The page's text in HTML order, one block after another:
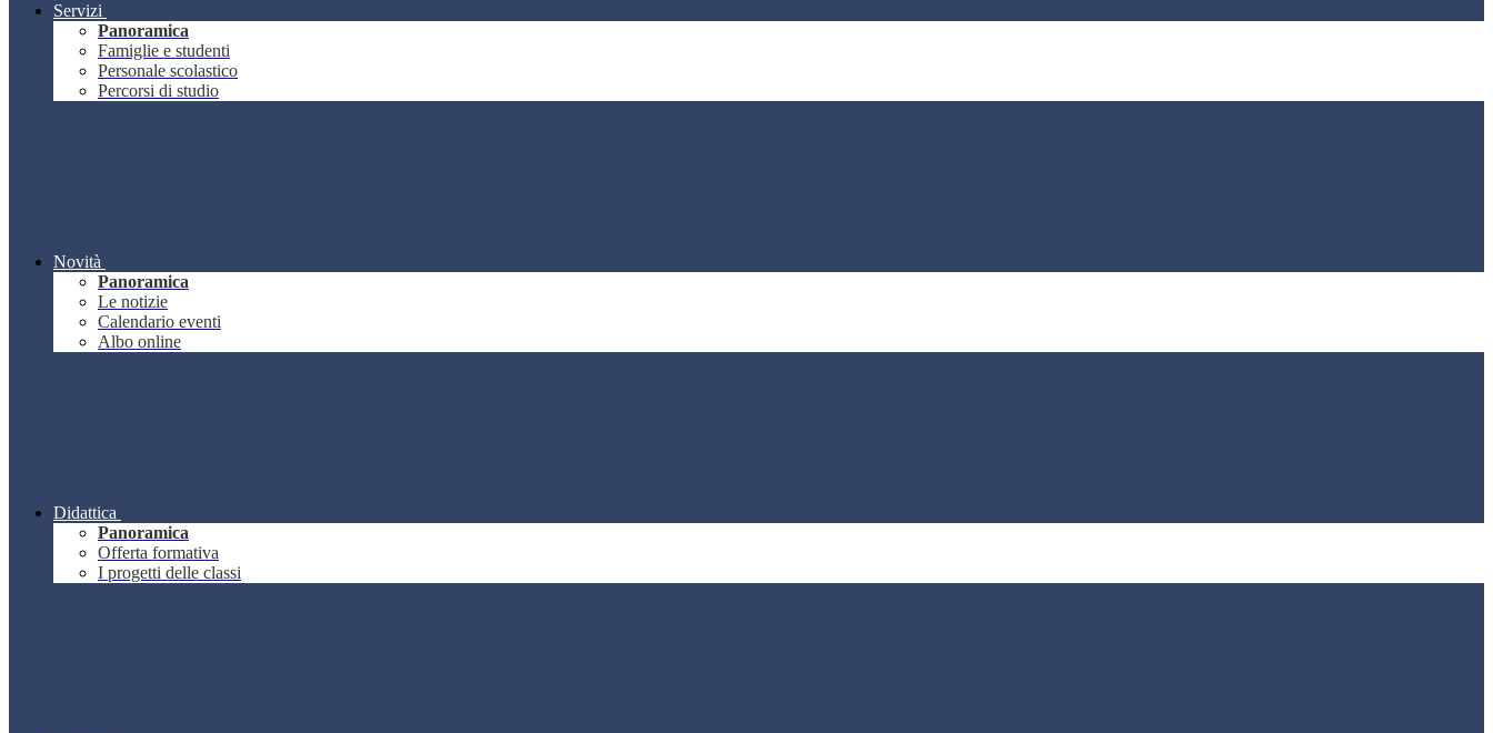
Servizi
Panoramica
Famiglie e studenti
Personale scolastico
Percorsi di studio
Novità
Panoramica
Le notizie
Calendario eventi
Albo online
Didattica
Panoramica
Offerta formativa
I progetti delle classi